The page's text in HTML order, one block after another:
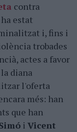
contra
estat
i, fins i
trobades
actes a favor
diana
l'oferta
més: han
que han
i Vicent